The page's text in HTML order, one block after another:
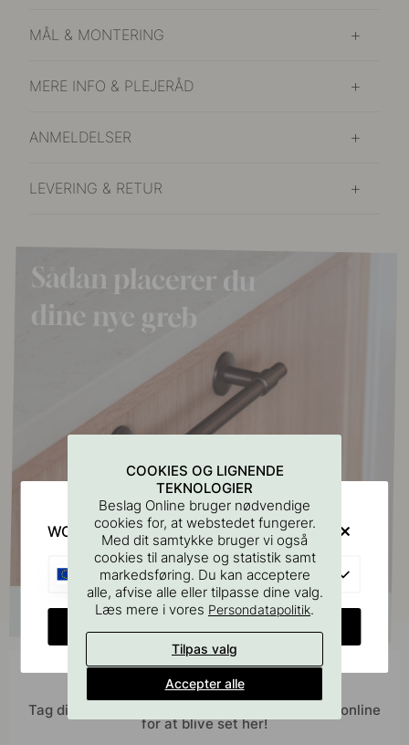
MÅL & MONTERING
MERE INFO & PLEJERÅD
ANMELDELSER
LEVERING & RETUR
Bliv inspireret af andre
Tag dine billeder med #beslagonline & @beslagonline
for at blive set her!
COOKIES OG LIGNENDE
TEKNOLOGIER
Beslag Online bruger nødvendige
cookies for, at webstedet fungerer.
Med dit samtykke bruger vi også
cookies til analyse og statistik samt
markedsføring. Du kan acceptere
alle, afvise alle eller tilpasse dine valg.
Læs mere i vores Persondatapolitik.
Tilpas valg
Accepter alle
WOULD YOU RATHER VISIT?
EU